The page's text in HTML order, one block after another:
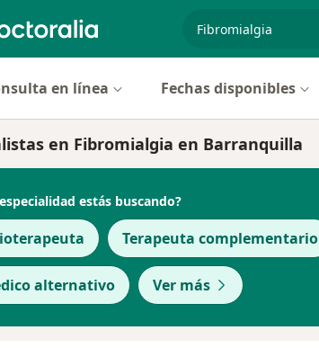
en línea Fechas disponibles
en Fibromialgia en Barranquilla
estás buscando?
Terapeuta complementario
alternativo Ver más